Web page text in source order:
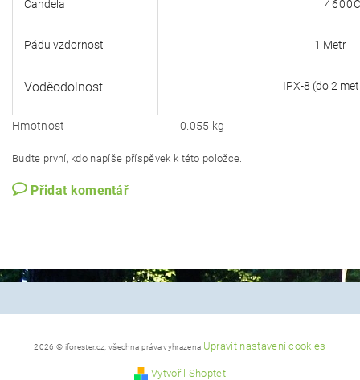
Candela
Pádu vzdornost 1 Metr
Voděodolnost IPX-8 (do 2 metrů,
Hmotnost 0.055 kg
Buďte první, kdo napíše příspěvek k této položce.
Přidat komentář
2026 © iforester.cz, všechna práva vyhrazena Upravit nastavení cookies
Vytvořil Shoptet